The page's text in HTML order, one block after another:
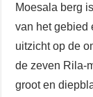
Moesala berg
van het gebied
uitzicht op de
de zeven Rila-
groot en